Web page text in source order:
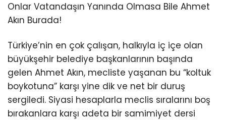
Onlar Vatandaşın Yanında Olmasa Bile Ahmet
Akın Burada!
Türkiye’nin en çok çalışan, halkıyla iç içe olan
büyükşehir belediye başkanlarının başında
gelen Ahmet Akın, mecliste yaşanan bu “koltuk
boykotuna” karşı yine dik ve net bir duruş
sergiledi. Siyasi hesaplarla meclis sıralarını boş
bırakanlara karşı adeta bir samimiyet dersi